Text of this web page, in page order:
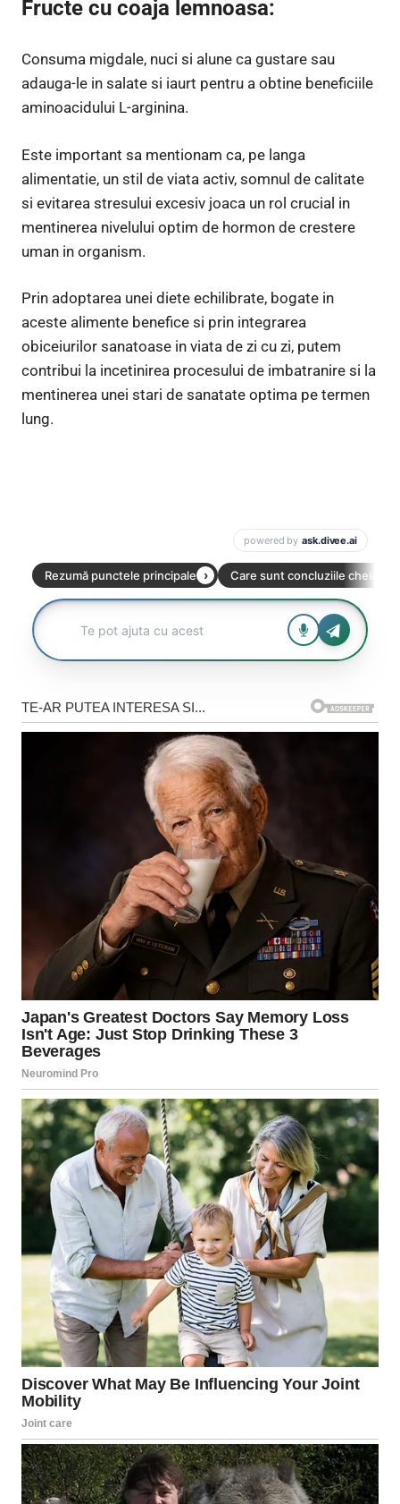
Fructe cu coaja lemnoasa:
Consuma migdale, nuci si alune ca gustare sau
adauga-le in salate si iaurt pentru a obtine beneficiile
aminoacidului L-arginina.
Este important sa mentionam ca, pe langa
alimentatie, un stil de viata activ, somnul de calitate
si evitarea stresului excesiv joaca un rol crucial in
mentinerea nivelului optim de hormon de crestere
uman in organism.
Prin adoptarea unei diete echilibrate, bogate in
aceste alimente benefice si prin integrarea
obiceiurilor sanatoase in viata de zi cu zi, putem
contribui la incetinirea procesului de imbatranire si la
mentinerea unei stari de sanatate optima pe termen
lung.